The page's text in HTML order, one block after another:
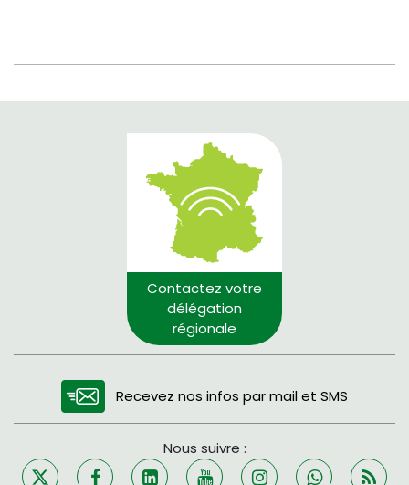
Contactez votre
délégation
régionale
Recevez nos infos par mail et SMS
Nous suivre :